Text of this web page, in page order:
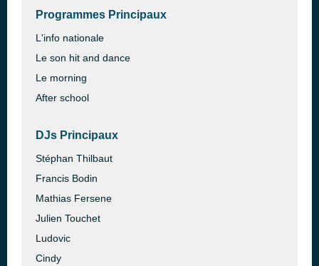
Programmes Principaux
L'info nationale
Le son hit and dance
Le morning
After school
DJs Principaux
Stéphan Thilbaut
Francis Bodin
Mathias Fersene
Julien Touchet
Ludovic
Cindy